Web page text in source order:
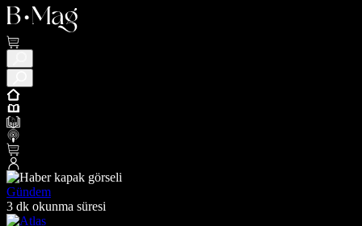
Gündem
3 dk okunma süresi